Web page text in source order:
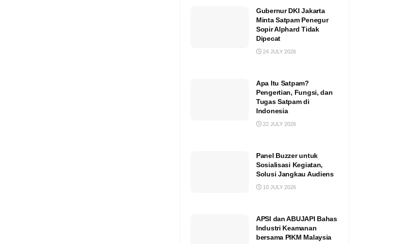
Gubernur DKI Jakarta
Minta Satpam Penegur
Sopir Alphard Tidak
Dipecat
24 JULY 2026
Apa Itu Satpam?
Pengertian, Fungsi, dan
Tugas Satpam di
Indonesia
22 JULY 2026
Panel Buzzer untuk
Sosialisasi Kegiatan,
Solusi Jangkau Audiens
10 JULY 2026
APSI dan ABUJAPI Bahas
Industri Keamanan
bersama PIKM Malaysia